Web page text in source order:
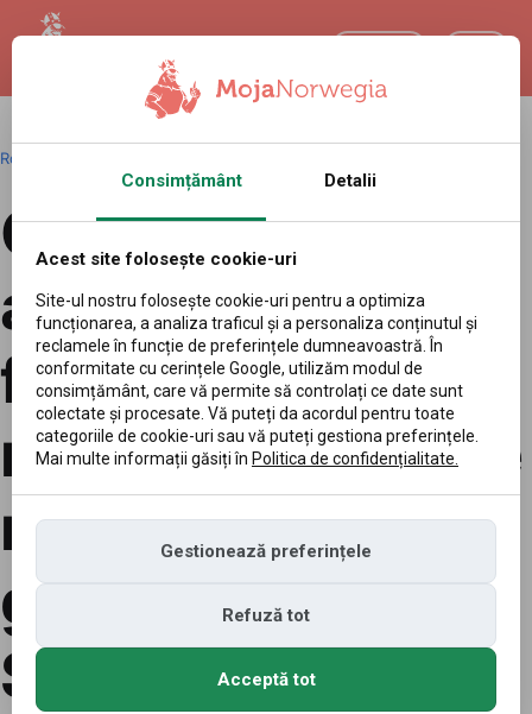
Română
Ce „vânează”
autoritatea
fiscală
norvegiană? Cele
mai frecvente
greșeli în
Skattemelding
Consimțământ Detalii
Acest site folosește cookie-uri
Site-ul nostru folosește cookie-uri pentru a optimiza
funcționarea, a analiza traficul și a personaliza conținutul și
reclamele în funcție de preferințele dumneavoastră. În
conformitate cu cerințele Google, utilizăm modul de
consimțământ, care vă permite să controlați ce date sunt
colectate și procesate. Vă puteți da acordul pentru toate
categoriile de cookie-uri sau vă puteți gestiona preferințele.
Mai multe informații găsiți în Politica de confidențialitate.
Gestionează preferințele
Refuză tot
Acceptă tot